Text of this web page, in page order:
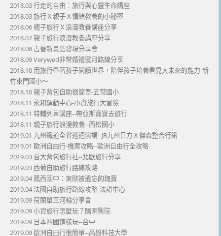
2018.03 行走的自由：旅行與心靈生命講座
2018.03 旅行Ｘ親子Ｘ情緒教養的小秘密
2018.06 親子旅行Ｘ浪漫教養講座分享
2018.07 親子旅行浪漫教養講座分享
2018.08 古晉新景點發現分享會
2018.09 Verywed非常婚禮蜜月路線分享
2018.10 用旅行帶著孩子閱讀世界，陪伴孩子培養看見大未來的能力-新
竹東門國小～
2018.10 親子背包自助很簡單-五常國小
2018.11 永和運動中心-小資旅行大冒險
2018.11 特輔列車講座--帶亞斯寶寶去旅行
2018.11 親子旅行浪漫教養--西松國小
2019.01 九州鐵道全省巡迴演講--JR九州日方Ｘ傑森整合行銷
2019.01 歐洲自由行-機票攻略--歐洲自由行全攻略
2019.03 台大背包旅行社--北歐旅行分享
2019.03 西葡自助旅行路線攻略
2019.04 鳳西國中：東歐被遺忘的瑰寶
2019.04 法國自助旅行路線攻略-法語中心
2019.09 荷蘭單車河輪分享會
2019.09 小資旅行怎麼玩？陽明醫院
2019.09 日本四國這樣玩--台中
2019.09 歐洲自由行很簡單--高雄科技大學